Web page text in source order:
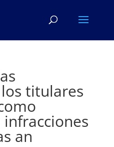
titulares
an